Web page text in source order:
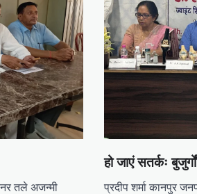
तले अजन्मी
हो जाएं सतर्कः
प्रदीप शर्मा कानपुर